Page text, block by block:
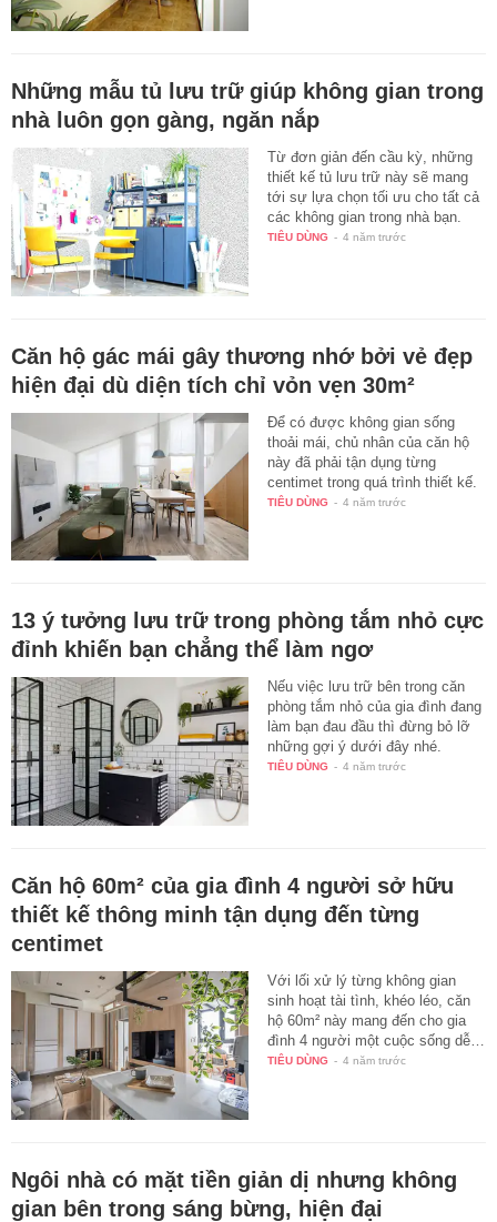
Những mẫu tủ lưu trữ giúp không gian trong
nhà luôn gọn gàng, ngăn nắp
Từ đơn giản đến cầu kỳ, những
thiết kế tủ lưu trữ này sẽ mang
tới sự lựa chọn tối ưu cho tất cả
các không gian trong nhà bạn.
TIÊU DÙNG - 4 năm trước
Căn hộ gác mái gây thương nhớ bởi vẻ đẹp
hiện đại dù diện tích chỉ vỏn vẹn 30m²
Để có được không gian sống
thoải mái, chủ nhân của căn hộ
này đã phải tận dụng từng
centimet trong quá trình thiết kế.
TIÊU DÙNG - 4 năm trước
13 ý tưởng lưu trữ trong phòng tắm nhỏ cực
đỉnh khiến bạn chẳng thể làm ngơ
Nếu việc lưu trữ bên trong căn
phòng tắm nhỏ của gia đình đang
làm bạn đau đầu thì đừng bỏ lỡ
những gợi ý dưới đây nhé.
TIÊU DÙNG - 4 năm trước
Căn hộ 60m² của gia đình 4 người sở hữu
thiết kế thông minh tận dụng đến từng
centimet
Với lối xử lý từng không gian
sinh hoạt tài tình, khéo léo, căn
hộ 60m² này mang đến cho gia
đình 4 người một cuộc sống dễ…
TIÊU DÙNG - 4 năm trước
Ngôi nhà có mặt tiền giản dị nhưng không
gian bên trong sáng bừng, hiện đại